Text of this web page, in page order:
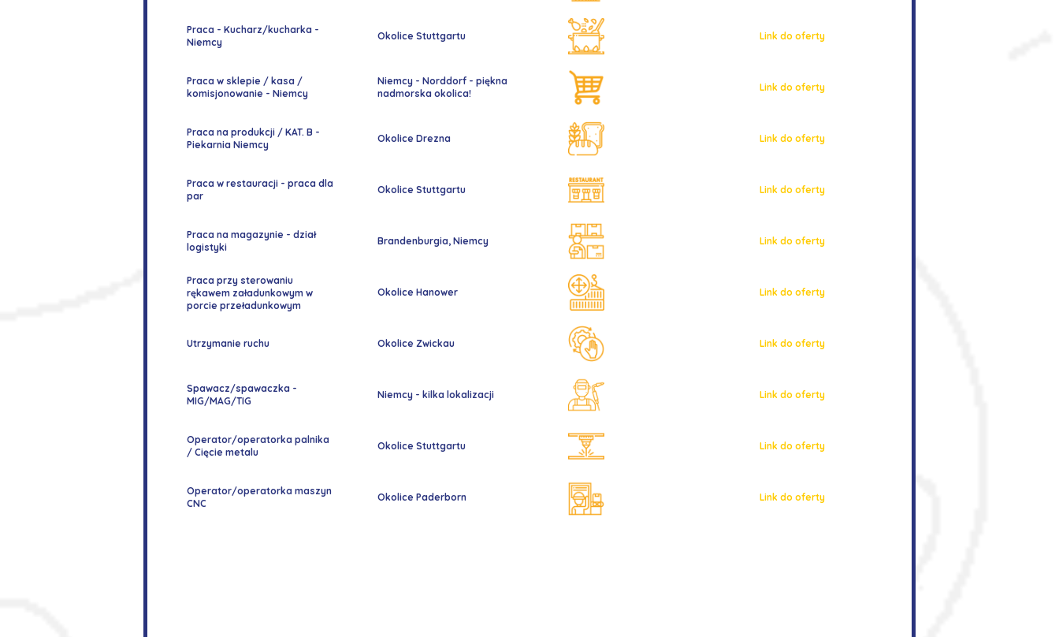
Praca - Kucharz/kucharka -
Niemcy
Okolice Stuttgartu Link do oferty
Praca w sklepie / kasa /
komisjonowanie - Niemcy
Niemcy - Norddorf - piękna
nadmorska okolica!
Link do oferty
Praca na produkcji / KAT. B -
Piekarnia Niemcy
Okolice Drezna Link do oferty
Praca w restauracji - praca dla
par
Okolice Stuttgartu Link do oferty
Praca na magazynie - dział
logistyki
Brandenburgia, Niemcy Link do oferty
Praca przy sterowaniu
rękawem załadunkowym w
porcie przeładunkowym
Okolice Hanower Link do oferty
Utrzymanie ruchu Okolice Zwickau Link do oferty
Spawacz/spawaczka -
MIG/MAG/TIG
Niemcy - kilka lokalizacji Link do oferty
Operator/operatorka palnika
/ Cięcie metalu
Okolice Stuttgartu Link do oferty
Operator/operatorka maszyn
CNC
Okolice Paderborn Link do oferty